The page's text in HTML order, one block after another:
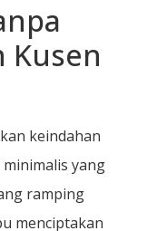
Kusen
keindahan
yang
ramping
menciptakan